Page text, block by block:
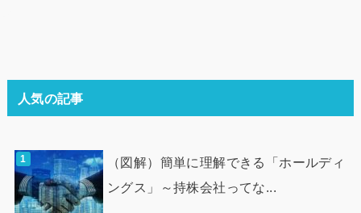
人気の記事
（図解）簡単に理解できる「ホールディ
ングス」～持株会社ってな...